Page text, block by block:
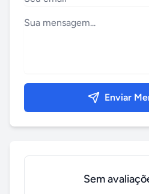
Enviar
Sem